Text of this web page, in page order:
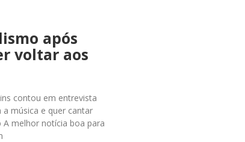
após
voltar aos
contou em entrevista
música e quer cantar
melhor notícia boa para